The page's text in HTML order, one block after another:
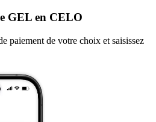
GEL en CELO
paiement de votre choix et saisissez